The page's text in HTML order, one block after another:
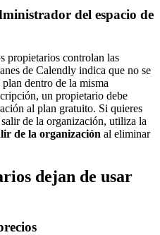
del espacio de
propietarios controlan las
de Calendly indica que no se
dentro de la misma
un propietario debe
al plan gratuito. Si quieres
de la organización, utiliza la
de la organización al eliminar
dejan de usar